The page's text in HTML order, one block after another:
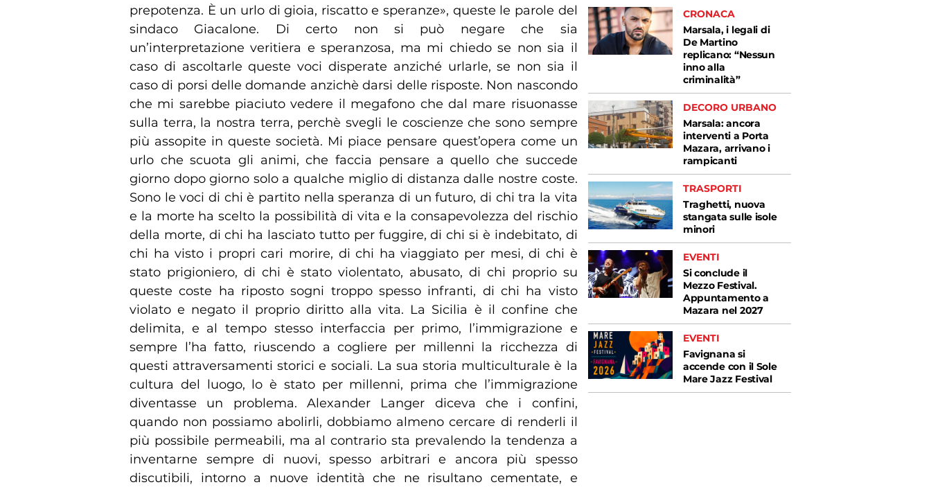
prepotenza. È un urlo di gioia, riscatto e speranze», queste le parole del
sindaco Giacalone. Di certo non si può negare che sia
un’interpretazione veritiera e speranzosa, ma mi chiedo se non sia il
caso di ascoltarle queste voci disperate anziché urlarle, se non sia il
caso di porsi delle domande anzichè darsi delle risposte. Non nascondo
che mi sarebbe piaciuto vedere il megafono che dal mare risuonasse
sulla terra, la nostra terra, perchè svegli le coscienze che sono sempre
più assopite in queste società. Mi piace pensare quest’opera come un
urlo che scuota gli animi, che faccia pensare a quello che succede
giorno dopo giorno solo a qualche miglio di distanza dalle nostre coste.
Sono le voci di chi è partito nella speranza di un futuro, di chi tra la vita
e la morte ha scelto la possibilità di vita e la consapevolezza del rischio
della morte, di chi ha lasciato tutto per fuggire, di chi si è indebitato, di
chi ha visto i propri cari morire, di chi ha viaggiato per mesi, di chi è
stato prigioniero, di chi è stato violentato, abusato, di chi proprio su
queste coste ha riposto sogni troppo spesso infranti, di chi ha visto
violato e negato il proprio diritto alla vita. La Sicilia è il confine che
delimita, e al tempo stesso interfaccia per primo, l’immigrazione e
sempre l’ha fatto, riuscendo a cogliere per millenni la ricchezza di
questi attraversamenti storici e sociali. La sua storia multiculturale è la
cultura del luogo, lo è stato per millenni, prima che l’immigrazione
diventasse un problema. Alexander Langer diceva che i confini,
quando non possiamo abolirli, dobbiamo almeno cercare di renderli il
più possibile permeabili, ma al contrario sta prevalendo la tendenza a
inventarne sempre di nuovi, spesso arbitrari e ancora più spesso
discutibili, intorno a nuove identità che ne risultano cementate, e
CRONACA
Marsala, i legali di
De Martino
replicano: “Nessun
inno alla
criminalità”
DECORO URBANO
Marsala: ancora
interventi a Porta
Mazara, arrivano i
rampicanti
TRASPORTI
Traghetti, nuova
stangata sulle isole
minori
EVENTI
Si conclude il
Mezzo Festival.
Appuntamento a
Mazara nel 2027
EVENTI
Favignana si
accende con il Sole
Mare Jazz Festival